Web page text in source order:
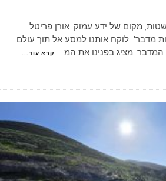
מקום של ידע עמוק. אורן פריטל
מדבר' לוקח אותנו למסע אל תוך עולם
מציג בפנינו את המ... קרא עוד...